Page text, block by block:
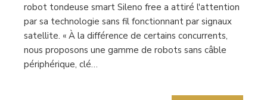
robot tondeuse smart Sileno free a attiré l'attention
par sa technologie sans fil fonctionnant par signaux
satellite. « À la différence de certains concurrents,
nous proposons une gamme de robots sans câble
périphérique, clé…